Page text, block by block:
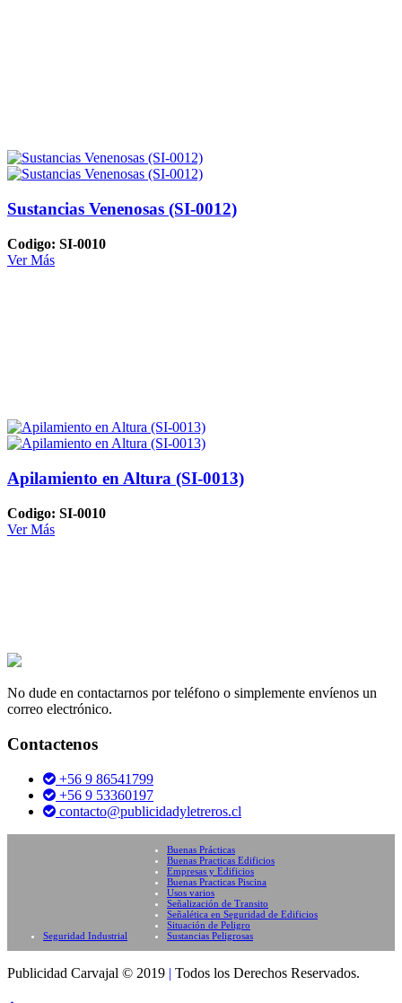
Sustancias Venenosas (SI-0012)
Codigo: SI-0010
Ver Más
Apilamiento en Altura (SI-0013)
Codigo: SI-0010
Ver Más
No dude en contactarnos por teléfono o simplemente envíenos un
correo electrónico.
Contactenos
+56 9 86541799
+56 9 53360197
contacto@publicidadyletreros.cl
Seguridad Industrial
Buenas Prácticas
Buenas Practicas Edificios
Empresas y Edificios
Buenas Practicas Piscina
Usos varios
Señalización de Transito
Señalética en Seguridad de Edificios
Situación de Peligro
Sustancias Peligrosas
Publicidad Carvajal © 2019 | Todos los Derechos Reservados.